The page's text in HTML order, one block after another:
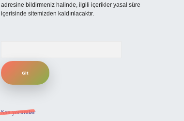
adresine bildirmeniz halinde, ilgili içerikler yasal süre
içerisinde sitemizden kaldırılacaktır.
Son yorumlar